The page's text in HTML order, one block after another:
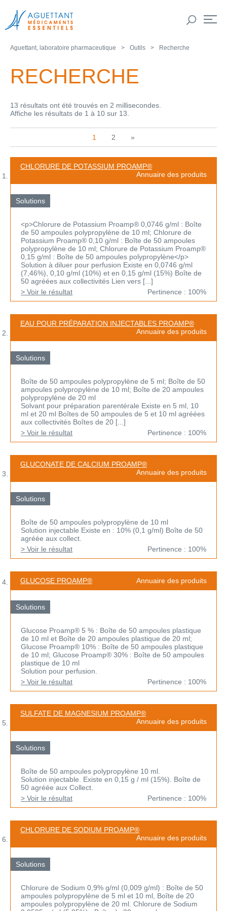
Aguettant, laboratoire pharmaceutique Outils Recherche
RECHERCHE
13 résultats ont été trouvés en 2 millisecondes.
Affiche les résultats de 1 à 10 sur 13.
1 2 »
CHLORURE DE POTASSIUM PROAMP®
Annuaire des produits
Solutions
<p>Chlorure de Potassium Proamp® 0,0746 g/ml : Boîte
de 50 ampoules polypropylène de 10 ml; Chlorure de
Potassium Proamp® 0,10 g/ml : Boîte de 50 ampoules
polypropylène de 10 ml; Chlorure de Potassium Proamp®
0,15 g/ml : Boîte de 50 ampoules polypropylène</p>
Solution à diluer pour perfusion Existe en 0,0746 g/ml
(7,46%), 0,10 g/ml (10%) et en 0,15 g/ml (15%) Boîte de
50 agréées aux collectivités Lien vers [...]
> Voir le résultat
Pertinence : 100%
EAU POUR PRÉPARATION INJECTABLES PROAMP®
Annuaire des produits
Solutions
Boîte de 50 ampoules polypropylène de 5 ml; Boîte de 50
ampoules polypropylène de 10 ml; Boîte de 20 ampoules
polypropylène de 20 ml
Solvant pour préparation parentérale Existe en 5 ml, 10
ml et 20 ml Boîtes de 50 ampoules de 5 et 10 ml agréées
aux collectivités Boîtes de 20 [...]
> Voir le résultat
Pertinence : 100%
GLUCONATE DE CALCIUM PROAMP®
Annuaire des produits
Solutions
Boîte de 50 ampoules polypropylène de 10 ml
Solution injectable Existe en : 10% (0,1 g/ml) Boîte de 50
agréée aux collect.
> Voir le résultat
Pertinence : 100%
GLUCOSE PROAMP® Annuaire des produits
Solutions
Glucose Proamp® 5 % : Boîte de 50 ampoules plastique
de 10 ml et Boîte de 20 ampoules plastique de 20 ml;
Glucose Proamp® 10% : Boîte de 50 ampoules plastique
de 10 ml; Glucose Proamp® 30% : Boîte de 50 ampoules
plastique de 10 ml
Solution pour perfusion.
> Voir le résultat
Pertinence : 100%
SULFATE DE MAGNESIUM PROAMP®
Annuaire des produits
Solutions
Boîte de 50 ampoules polypropylène 10 ml.
Solution injectable. Existe en 0,15 g / ml (15%). Boîte de
50 agréée aux Collect.
> Voir le résultat
Pertinence : 100%
CHLORURE DE SODIUM PROAMP®
Annuaire des produits
Solutions
Chlorure de Sodium 0,9% g/ml (0,009 g/ml) : Boîte de 50
ampoules polypropylène de 5 ml et 10 ml, Boîte de 20
ampoules polypropylène de 20 ml. Chlorure de Sodium